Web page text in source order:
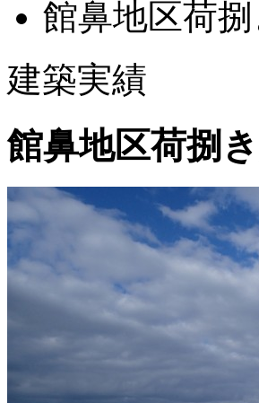
館鼻地区荷
建築実績
館鼻地区荷捌